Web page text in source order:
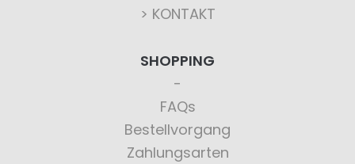
> KONTAKT
SHOPPING
FAQs
Bestellvorgang
Zahlungsarten